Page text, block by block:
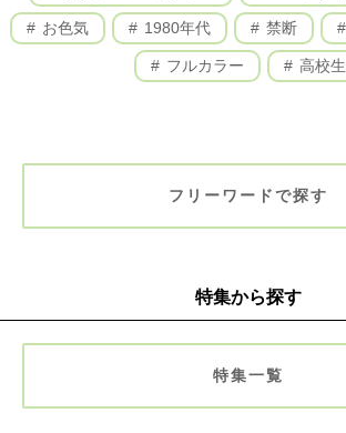
お色気 1980年代 禁断
フルカラー 高校生
フリーワードで探す
特集から探す
特集一覧